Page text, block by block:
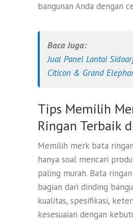
bangunan Anda dengan
Baca Juga:
Jual Panel Lantai
Citicon & Grand
Tips Memilih
Ringan Terbaik
Memilih merk bata
hanya soal mencari
paling murah. Bata
bagian dari dinding
kualitas, spesifikasi,
kesesuaian dengan